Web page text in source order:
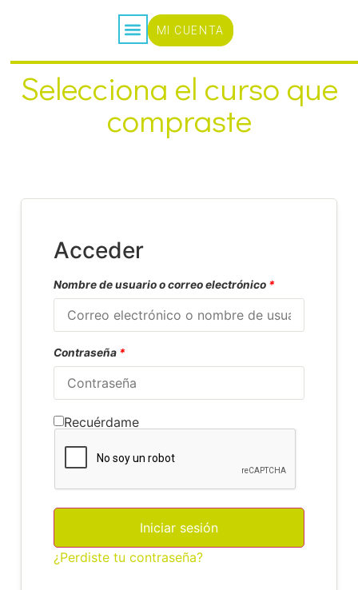
MI CUENTA
Selecciona el curso que
compraste
Acceder
Nombre de usuario o correo electrónico *
Contraseña *
Recuérdame
Iniciar sesión
¿Perdiste tu contraseña?